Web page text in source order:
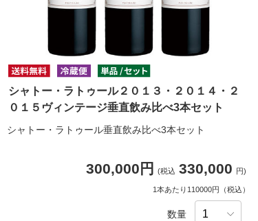
シャトー・ラトゥール２０１３・２０１４・２
０１５ヴィンテージ垂直飲み比べ3本セット
シャトー・ラトゥール垂直飲み比べ3本セット
300,000円 (税込 330,000 円)
1本あたり110000円（税込）
数量